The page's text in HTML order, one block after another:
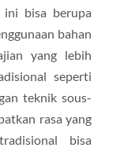
ini bisa berupa
bahan
yang lebih
seperti
teknik sous-
rasa yang
bisa